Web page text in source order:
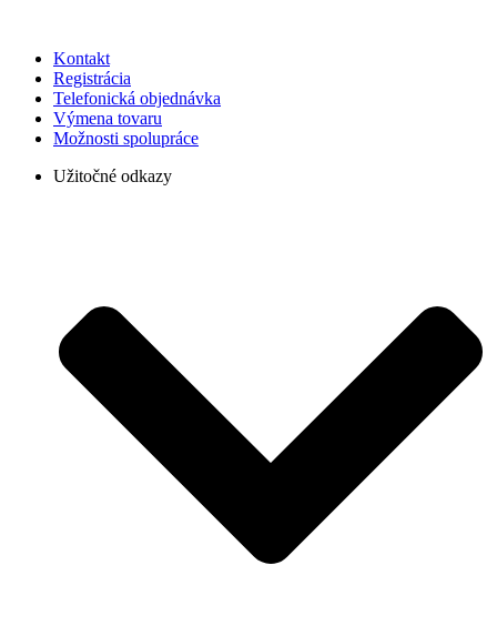
Kontakt
Registrácia
Telefonická objednávka
Výmena tovaru
Možnosti spolupráce
Užitočné odkazy